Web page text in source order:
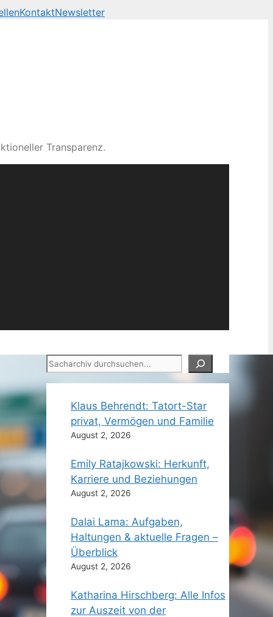
KontaktNewsletter
Transparenz.
Suchen
Klaus Behrendt: Tatort-Star
privat, Vermögen und Familie
August 2, 2026
Emily Ratajkowski: Herkunft,
Karriere und Beziehungen
August 2, 2026
Dalai Lama: Aufgaben,
Haltungen & aktuelle Fragen –
Überblick
August 2, 2026
Katharina Hirschberg: Alle Infos
zur Auszeit von der